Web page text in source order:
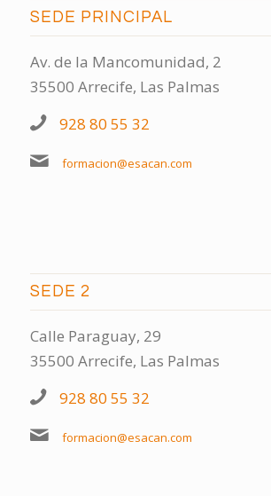
SEDE PRINCIPAL
Av. de la Mancomunidad, 2
35500 Arrecife, Las Palmas
928 80 55 32
formacion@esacan.com
SEDE 2
Calle Paraguay, 29
35500 Arrecife, Las Palmas
928 80 55 32
formacion@esacan.com